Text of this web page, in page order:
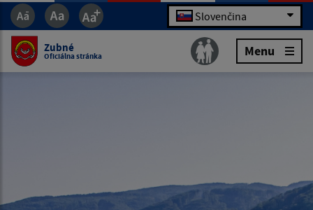
Slovenčina
Zubné
Oficiálna stránka Menu